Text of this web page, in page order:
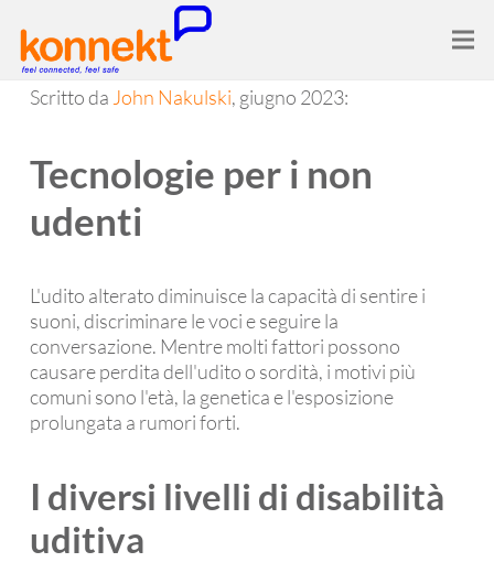
Scritto da John Nakulski, giugno 2023:
Tecnologie per i non
udenti
L'udito alterato diminuisce la capacità di sentire i
suoni, discriminare le voci e seguire la
conversazione. Mentre molti fattori possono
causare perdita dell'udito o sordità, i motivi più
comuni sono l'età, la genetica e l'esposizione
prolungata a rumori forti.
I diversi livelli di disabilità
uditiva